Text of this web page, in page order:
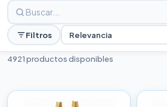
Filtros Relevancia
4921 productos disponibles